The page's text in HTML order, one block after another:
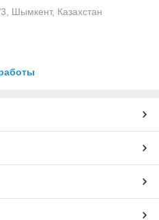
Шымкент, Казахстан